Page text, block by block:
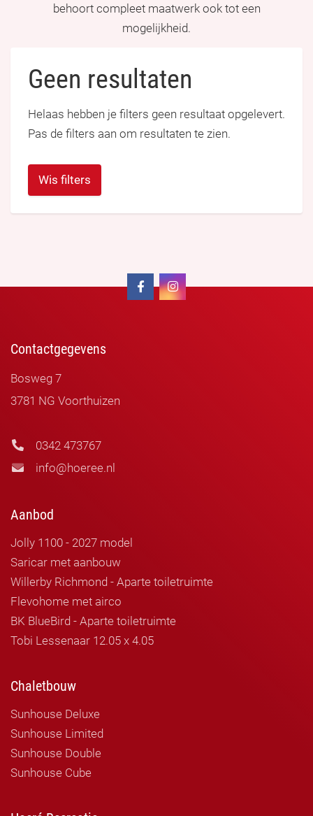
behoort compleet maatwerk ook tot een
mogelijkheid.
Geen resultaten
Helaas hebben je filters geen resultaat opgelevert.
Pas de filters aan om resultaten te zien.
Wis filters
Contactgegevens
Bosweg 7
3781 NG Voorthuizen
0342 473767
info@hoeree.nl
Aanbod
Jolly 1100 - 2027 model
Saricar met aanbouw
Willerby Richmond - Aparte toiletruimte
Flevohome met airco
BK BlueBird - Aparte toiletruimte
Tobi Lessenaar 12.05 x 4.05
Chaletbouw
Sunhouse Deluxe
Sunhouse Limited
Sunhouse Double
Sunhouse Cube